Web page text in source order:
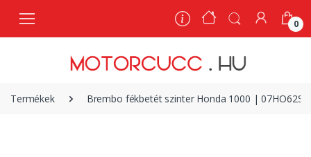
0
Termékek Brembo fékbetét szinter Honda 1000 | 07HO62SA
0